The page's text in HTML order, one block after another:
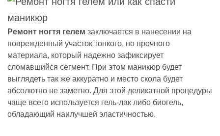
Ремонт ногтя гелем заключается в нанесении на
поврежденный участок тонкого, но прочного
материала, который надежно зафиксирует
сломавшийся сегмент. При этом маникюр будет
выглядеть так же аккуратно и место скола будет
абсолютно не заметно. Для этой деликатной процедуры
чаще всего используется гель-лак либо биогель,
обладающий наилучшей эластичностью.